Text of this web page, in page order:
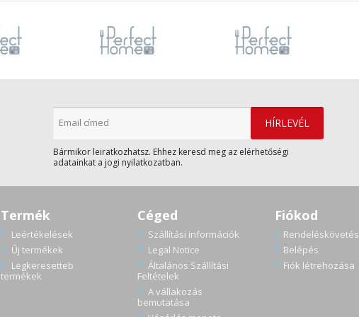
Bármikor leiratkozhatsz. Ehhez keresd meg az elérhetőségi
adatainkat a jogi nyilatkozatban.
Termék
Leértékelések
Új termékek
Legkeresetteb
termékek
Céged
Szállítási információk
Legal Notice
Általános Szállítási
Feltételek
A vállakozás
bemutatása
Fiókod
Rendeléskövetés
Belépés
Fiók létrehozása